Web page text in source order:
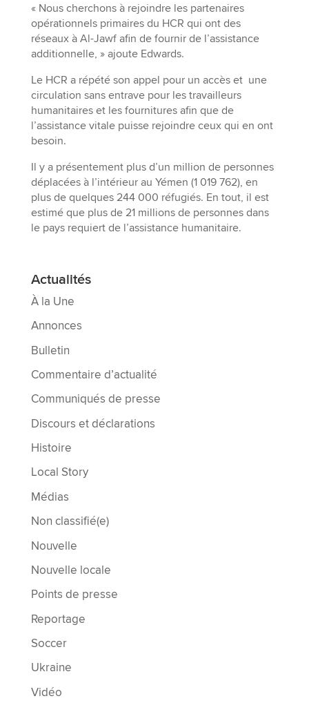
« Nous cherchons à rejoindre les partenaires
opérationnels primaires du HCR qui ont des
réseaux à Al-Jawf afin de fournir de l’assistance
additionnelle, » ajoute Edwards.
Le HCR a répété son appel pour un accès et une
circulation sans entrave pour les travailleurs
humanitaires et les fournitures afin que de
l’assistance vitale puisse rejoindre ceux qui en ont
besoin.
Il y a présentement plus d’un million de personnes
déplacées à l’intérieur au Yémen (1 019 762), en
plus de quelques 244 000 réfugiés. En tout, il est
estimé que plus de 21 millions de personnes dans
le pays requiert de l’assistance humanitaire.
Actualités
À la Une
Annonces
Bulletin
Commentaire d’actualité
Communiqués de presse
Discours et déclarations
Histoire
Local Story
Médias
Non classifié(e)
Nouvelle
Nouvelle locale
Points de presse
Reportage
Soccer
Ukraine
Vidéo